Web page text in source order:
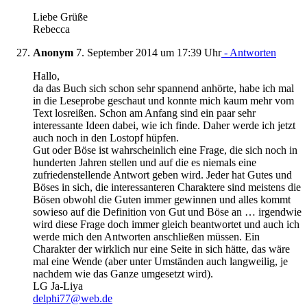
Liebe Grüße
Rebecca
Anonym 7. September 2014 um 17:39 Uhr- Antworten
Hallo,
da das Buch sich schon sehr spannend anhörte, habe ich mal
in die Leseprobe geschaut und konnte mich kaum mehr vom
Text losreißen. Schon am Anfang sind ein paar sehr
interessante Ideen dabei, wie ich finde. Daher werde ich jetzt
auch noch in den Lostopf hüpfen.
Gut oder Böse ist wahrscheinlich eine Frage, die sich noch in
hunderten Jahren stellen und auf die es niemals eine
zufriedenstellende Antwort geben wird. Jeder hat Gutes und
Böses in sich, die interessanteren Charaktere sind meistens die
Bösen obwohl die Guten immer gewinnen und alles kommt
sowieso auf die Definition von Gut und Böse an … irgendwie
wird diese Frage doch immer gleich beantwortet und auch ich
werde mich den Antworten anschließen müssen. Ein
Charakter der wirklich nur eine Seite in sich hätte, das wäre
mal eine Wende (aber unter Umständen auch langweilig, je
nachdem wie das Ganze umgesetzt wird).
LG Ja-Liya
delphi77@web.de